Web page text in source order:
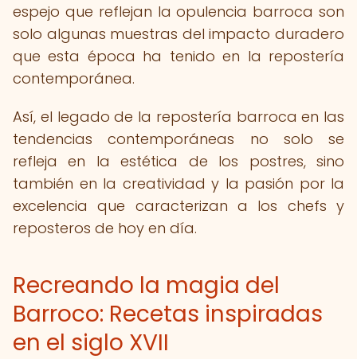
espejo que reflejan la opulencia barroca son
solo algunas muestras del impacto duradero
que esta época ha tenido en la repostería
contemporánea.
Así, el legado de la repostería barroca en las
tendencias contemporáneas no solo se
refleja en la estética de los postres, sino
también en la creatividad y la pasión por la
excelencia que caracterizan a los chefs y
reposteros de hoy en día.
Recreando la magia del
Barroco: Recetas inspiradas
en el siglo XVII